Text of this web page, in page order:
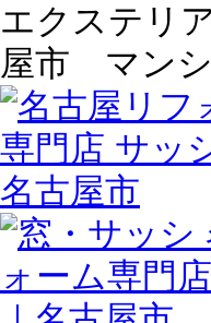
エクステリ
屋市 マン